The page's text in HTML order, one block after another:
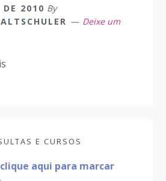
DE 2010 By
Deixe um
E CURSOS
aqui para marcar